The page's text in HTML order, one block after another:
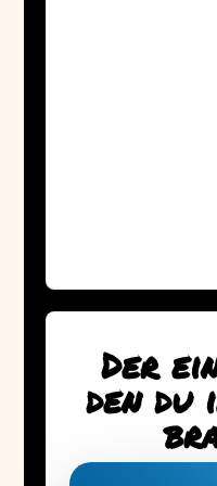
Der
den du